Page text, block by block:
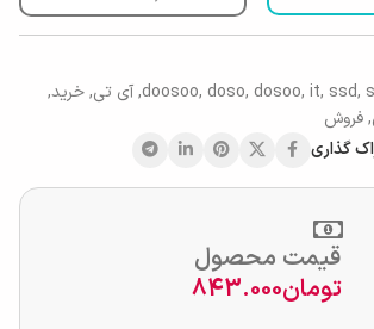
doosoo, doso, dosoo, it, ssd,
,آی تی,خرید,
,فروش
گذاری
قیمت محصول
تومان843.000